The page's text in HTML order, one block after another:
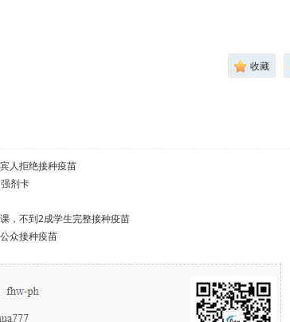
收藏
人拒绝接种疫苗
剂卡
，不到2成学生完整接种疫苗
众接种疫苗